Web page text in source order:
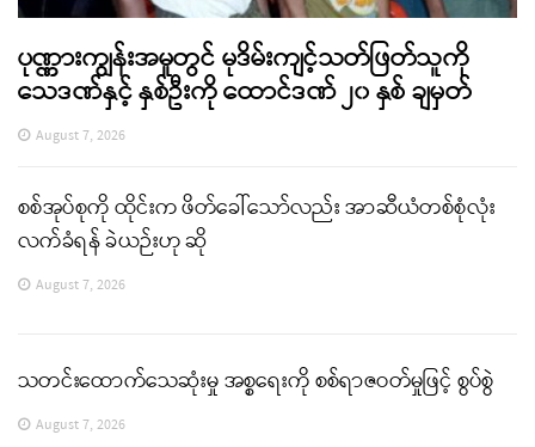
ပုဏ္ဏားကျွန်းအမှုတွင် မုဒိမ်းကျင့်သတ်ဖြတ်သူကို
သေဒဏ်နှင့် နှစ်ဦးကို ထောင်ဒဏ် ၂၀ နှစ် ချမှတ်
August 7, 2026
စစ်အုပ်စုကို ထိုင်းက ဖိတ်ခေါ်သော်လည်း အာဆီယံတစ်စုံလုံး
လက်ခံရန် ခဲယဉ်းဟု ဆို
August 7, 2026
သတင်းထောက်သေဆုံးမှု အစ္စရေးကို စစ်ရာဇဝတ်မှုဖြင့် စွပ်စွဲ
August 7, 2026